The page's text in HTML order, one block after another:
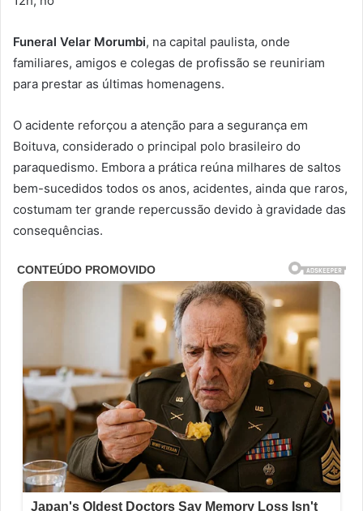
Funeral Velar Morumbi, na capital paulista, onde
familiares, amigos e colegas de profissão se reuniriam
para prestar as últimas homenagens.
O acidente reforçou a atenção para a segurança em
Boituva, considerado o principal polo brasileiro do
paraquedismo. Embora a prática reúna milhares de saltos
bem-sucedidos todos os anos, acidentes, ainda que raros,
costumam ter grande repercussão devido à gravidade das
consequências.